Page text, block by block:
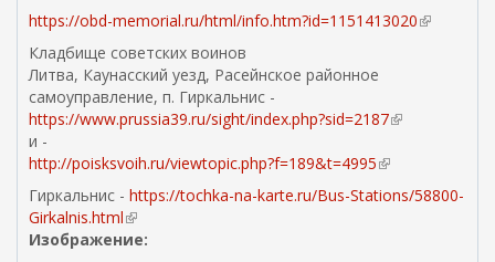
https://obd-memorial.ru/html/info.htm?id=1151413020(
с
Кладбище советских воинов
Литва, Каунасский уезд, Расейнское районное
самоуправление, п. Гиркальнис -
https://www.prussia39.ru/sight/index.php?sid=2187(
н
ш
и -
http://poisksvoih.ru/viewtopic.php?f=189&t=4995(
в
н
Гиркальнис - https://tochka-na-karte.ru/Bus-Stations/58800-
Girkalnis.html(
в
Изображение: